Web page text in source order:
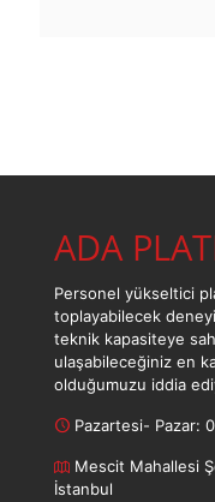
ADA
Personel yükseltici
toplayabilecek
teknik kapasiteye
ulaşabileceğiniz en
olduğumuzu iddia
Pazartesi- Pazar:
Mescit Mahallesi
İstanbul